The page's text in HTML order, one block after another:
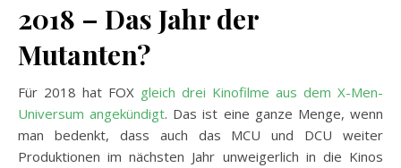
2018 – Das Jahr der
Mutanten?
Für 2018 hat FOX gleich drei Kinofilme aus dem X-Men-
Universum angekündigt. Das ist eine ganze Menge, wenn
man bedenkt, dass auch das MCU und DCU weiter
Produktionen im nächsten Jahr unweigerlich in die Kinos